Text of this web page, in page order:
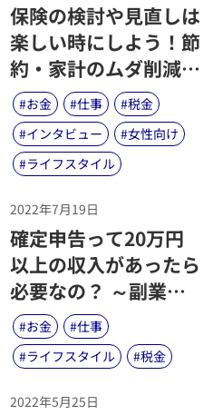
​保険の検討や見直しは
楽しい時にしよう！節
約・家計のムダ削減を
考える際に役立つお金
の話
#お金 #仕事 #税金
#インタビュー #女性向け
#ライフスタイル
2022年7月19日
​確定申告って20万円
以上の収入があったら
必要なの？ ～副業等
の雑所得などイマドキ
の収入事情と「うっか
り納税忘れ」問題～
#お金 #仕事
#ライフスタイル #税金
2022年5月25日